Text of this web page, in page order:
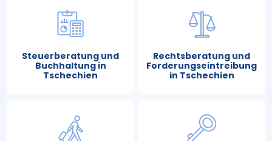
Steuerberatung und
Buchhaltung in
Tschechien
Rechtsberatung und
Forderungseintreibung
in Tschechien